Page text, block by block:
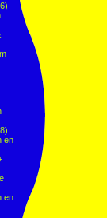
en
en